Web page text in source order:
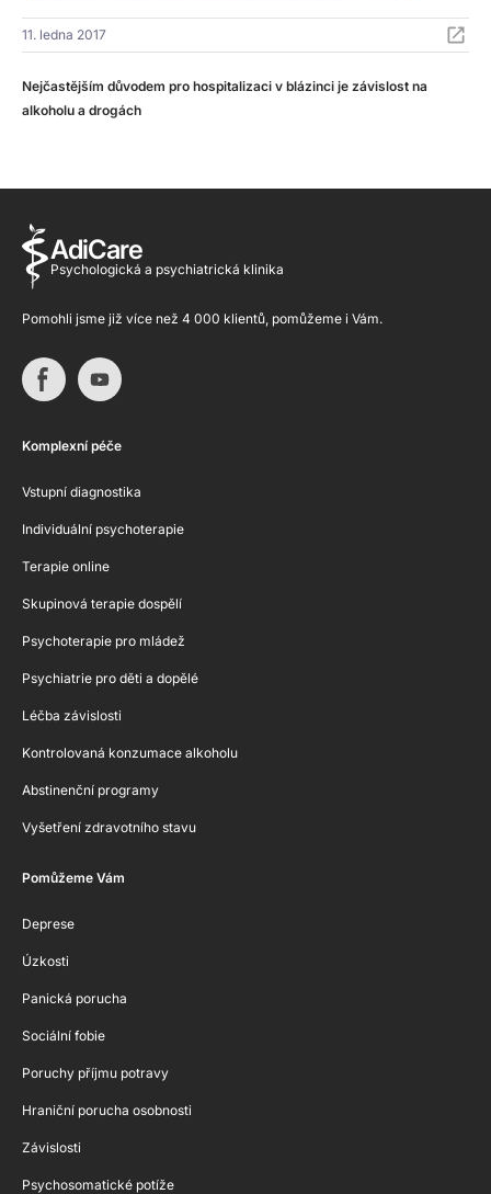
11. ledna 2017
Nejčastějším důvodem pro hospitalizaci v blázinci je závislost na
alkoholu a drogách
AdiCare
Psychologická a psychiatrická klinika
Pomohli jsme již více než 4 000 klientů, pomůžeme i Vám.
Komplexní péče
Vstupní diagnostika
Individuální psychoterapie
Terapie online
Skupinová terapie dospělí
Psychoterapie pro mládež
Psychiatrie pro děti a dopělé
Léčba závislosti
Kontrolovaná konzumace alkoholu
Abstinenční programy
Vyšetření zdravotního stavu
Pomůžeme Vám
Deprese
Úzkosti
Panická porucha
Sociální fobie
Poruchy příjmu potravy
Hraniční porucha osobnosti
Závislosti
Psychosomatické potíže